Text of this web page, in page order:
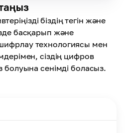
біздің тегін және
басқарып және
технологиясы мен
сіздің цифров
болуына сенімді боласыз.